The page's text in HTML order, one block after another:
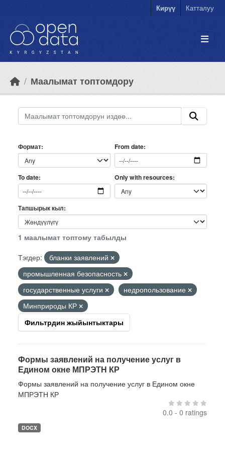
Кирүү Катталуу
Маалымат топтомдору
Формат From date
To date Only with resources
Тапшырык кыл
1 маалымат топтому табылды
Тэгдер:
бланки заявлений
промышленная безопасность
государственные услуги
недропользование
Минприроды КР
Фильтрдин жыйынтыктары
Формы заявлений на получение услуг в
Едином окне МПРЭТН КР
Формы заявлений на получение услуг в Едином окне
МПРЭТН КР
0.0 - 0 ratings
DOCX